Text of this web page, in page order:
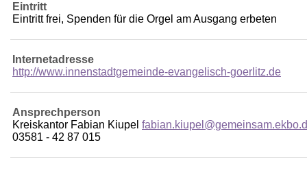
Eintritt
Eintritt frei, Spenden für die Orgel am Ausgang erbeten
Internetadresse
http://www.innenstadtgemeinde-evangelisch-goerlitz.de
Ansprechperson
Kreiskantor Fabian Kiupel
03581 - 42 87 015